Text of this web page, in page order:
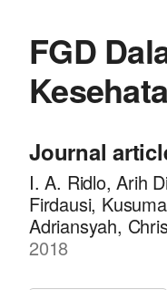
FGD
Journal
I. A. Ridlo, Arih
Firdausi,
Adriansyah,
2018